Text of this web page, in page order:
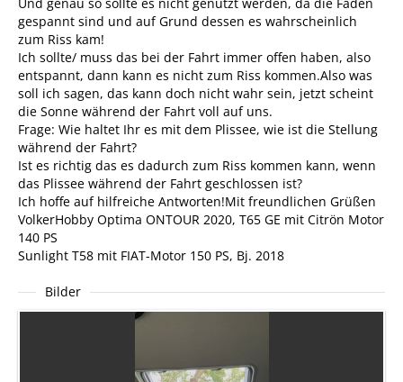
gespannt sind und auf Grund dessen es wahrscheinlich
zum Riss kam!
Ich sollte/ muss das bei der Fahrt immer offen haben, also
entspannt, dann kann es nicht zum Riss kommen.Also was
soll ich sagen, das kann doch nicht wahr sein, jetzt scheint
die Sonne während der Fahrt voll auf uns.
Frage: Wie haltet Ihr es mit dem Plissee, wie ist die Stellung
während der Fahrt?
Ist es richtig das es dadurch zum Riss kommen kann, wenn
das Plissee während der Fahrt geschlossen ist?
Ich hoffe auf hilfreiche Antworten!Mit freundlichen Grüßen
VolkerHobby Optima ONTOUR 2020, T65 GE mit Citrön Motor
140 PS
Sunlight T58 mit FIAT-Motor 150 PS, Bj. 2018
Bilder